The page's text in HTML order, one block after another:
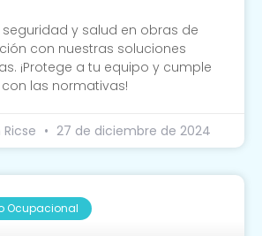
y salud en obras de
con nuestras soluciones
¡Protege a tu equipo y cumple
con las normativas!
Ricse 27 de diciembre de 2024
Ocupacional